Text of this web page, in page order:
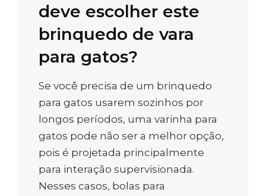
deve escolher este
brinquedo de vara
para gatos?
Se você precisa de um brinquedo
para gatos usarem sozinhos por
longos períodos, uma varinha para
gatos pode não ser a melhor opção,
pois é projetada principalmente
para interação supervisionada.
Nesses casos, bolas para